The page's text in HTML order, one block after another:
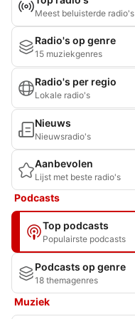
Meest beluisterde radio's
Radio's op genre
15 muziekgenres
Radio's per regio
Lokale radio's
Nieuws
Nieuwsradio's
Aanbevolen
Lijst met beste radio's
Podcasts
Top podcasts
Populairste podcasts
Podcasts op genre
18 themagenres
Muziek